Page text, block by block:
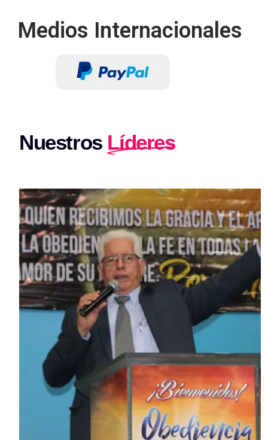
Medios Internacionales
Nuestros Líderes